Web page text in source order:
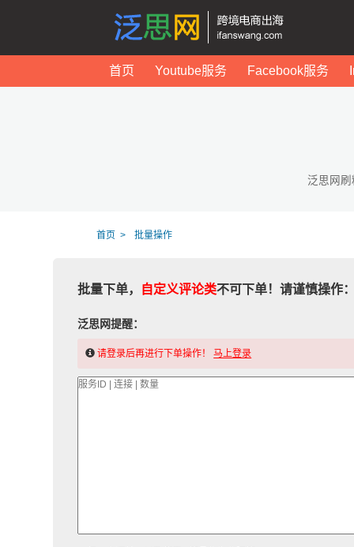
首页 Youtube服务 Facebook服务
泛思网
首页 批量操作
批量下单， 自定义评论类不可下单！请谨慎操作
泛思网提醒：
请登录后再进行下单操作！ 马上登录